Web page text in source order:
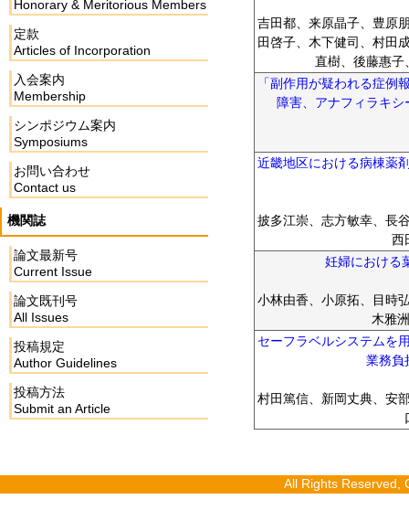
Honorary & Meritorious Members
定款
Articles of Incorporation
入会案内
Membership
シンポジウム案内
Symposiums
お問い合わせ
Contact us
機関誌
論文最新号
Current Issue
論文既刊号
All Issues
投稿規定
Author Guidelines
投稿方法
Submit an Article
吉田都、来原晶子、豊原
田啓子、木下健司、村田
直樹、後藤惠子
「副作用が疑われる症例
障害、アナフィラキ
近畿地区における病棟薬
披多江崇、志方敏幸、長
西
妊婦における
小林由香、小原拓、目時
木雅
セーフラベルシステムを
業務負
村田篤信、新岡丈典、安
All Rights Reserved,